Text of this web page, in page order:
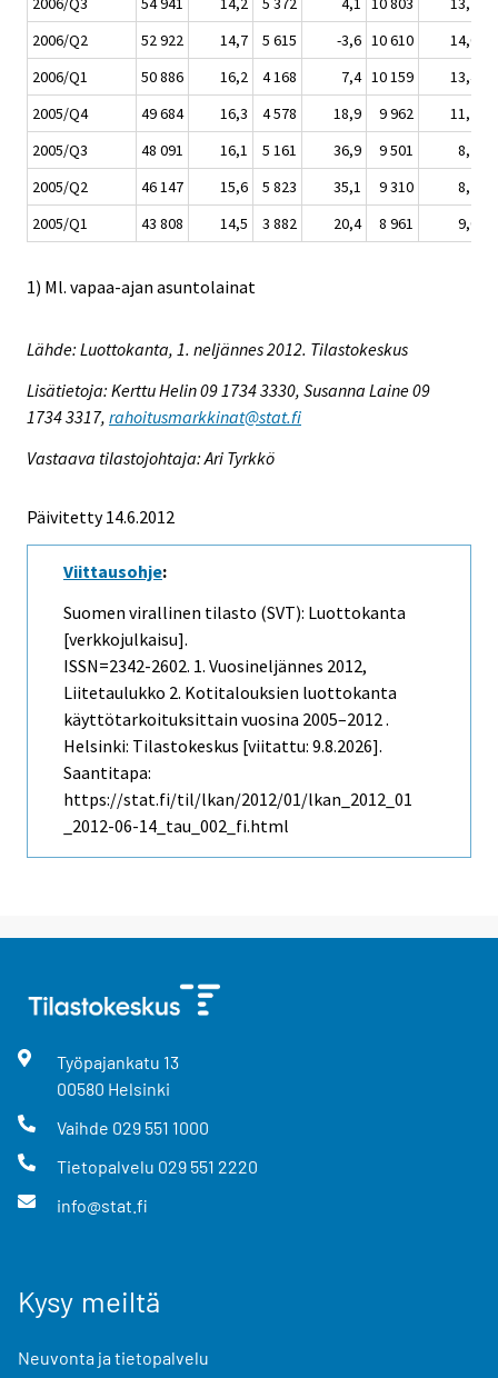
2006/Q2
52 922 14,7 5 615 -3,6 10 610 14,0
2006/Q1
50 886 16,2 4 168 7,4 10 159 13,4
2005/Q4
49 684 16,3 4 578 18,9 9 962 11,7
2005/Q3
48 091 16,1 5 161 36,9 9 501 8,7
2005/Q2
46 147 15,6 5 823 35,1 9 310 8,7
2005/Q1
43 808 14,5 3 882 20,4 8 961 9,0
1) Ml. vapaa-ajan asuntolainat
Lähde: Luottokanta, 1. neljännes 2012. Tilastokeskus
Lisätietoja: Kerttu Helin 09 1734 3330, Susanna Laine 09
1734 3317, rahoitusmarkkinat@stat.fi
Vastaava tilastojohtaja: Ari Tyrkkö
Päivitetty 14.6.2012
Viittausohje:
Suomen virallinen tilasto (SVT): Luottokanta
[verkkojulkaisu].
ISSN=2342-2602. 1. Vuosineljännes 2012,
Liitetaulukko 2. Kotitalouksien luottokanta
käyttötarkoituksittain vuosina 2005–2012 .
Helsinki: Tilastokeskus [viitattu: 9.8.2026].
Saantitapa:
https://stat.fi/til/lkan/2012/01/lkan_2012_01
_2012-06-14_tau_002_fi.html
Työpajankatu 13
00580 Helsinki
Vaihde 029 551 1000
Tietopalvelu 029 551 2220
info@stat.fi
Kysy meiltä
Neuvonta ja tietopalvelu